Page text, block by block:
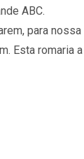
ABC.
para
Esta romaria